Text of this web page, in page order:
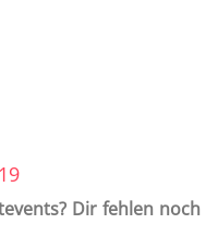
Dir fehlen noch